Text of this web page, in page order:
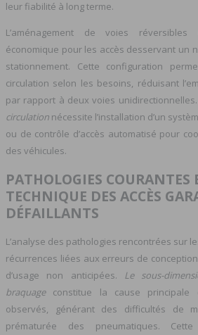
leur fiabilité à long terme.
L’aménagement de voies
économique pour les accès desservant un
stationnement. Cette configuration
circulation selon les besoins, réduisant
par rapport à deux voies unidirectionnelles.
circulation nécessite l’installation d’un
ou de contrôle d’accès automatisé pour
des véhicules.
PATHOLOGIES COURANTES
TECHNIQUE DES ACCÈS
DÉFAILLANTS
L’analyse des pathologies rencontrées sur
récurrences liées aux erreurs de
d’usage non anticipées. Le sous-
braquageconstitue la cause principale
observés, générant des difficultés de
prématurée des pneumatiques.